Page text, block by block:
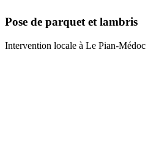
Pose de parquet et lambris
Intervention locale à Le Pian-Médoc